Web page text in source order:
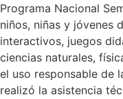
Programa Nacional
niños, niñas y jóvenes
interactivos, juegos
ciencias naturales,
el uso responsable de
realizó la asistencia